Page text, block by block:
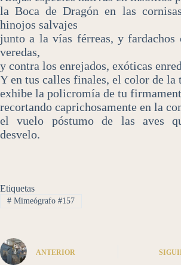
la Boca de Dragón en las
hinojos salvajes
junto a la vías férreas, y fardachos
veredas,
y contra los enrejados, exóticas
Y en tus calles finales, el color de la
exhibe la policromía de tu
recortando caprichosamente en la
el vuelo póstumo de las aves
desvelo.
Etiquetas
#Mimeógrafo #157
ANTERIOR